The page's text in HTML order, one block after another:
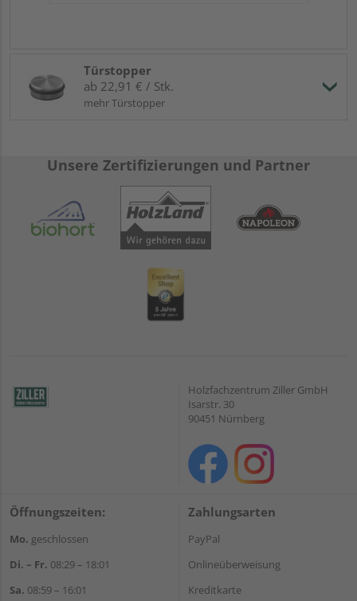
Türstopper
ab 22,91 € / Stk.
mehr Türstopper
Unsere Zertifizierungen und Partner
Holzfachzentrum Ziller GmbH
Isarstr. 30
90451 Nürnberg
Öffnungszeiten:
Mo. geschlossen
Di. – Fr. 08:29 – 18:01
Sa. 08:59 – 16:01
Zahlungsarten
PayPal
Onlineüberweisung
Kreditkarte